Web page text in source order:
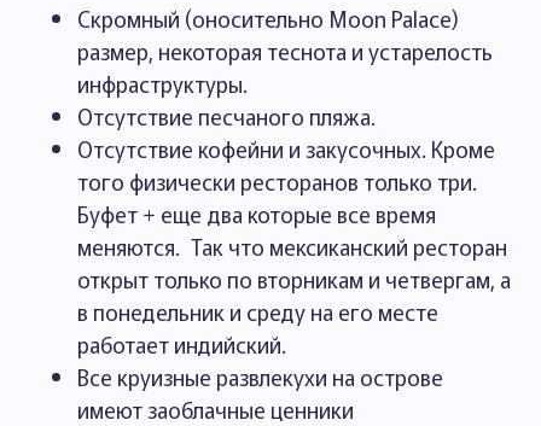
Скромный (оносительно Moon Palace)
размер, некоторая теснота и устарелость
инфраструктуры.
Отсутствие песчаного пляжа.
Отсутствие кофейни и закусочных. Кроме
того физически ресторанов только три.
Буфет + еще два которые все время
меняются. Так что мексиканский ресторан
открыт только по вторникам и четвергам, а
в понедельник и среду на его месте
работает индийский.
Все круизные развлекухи на острове
имеют заоблачные ценники